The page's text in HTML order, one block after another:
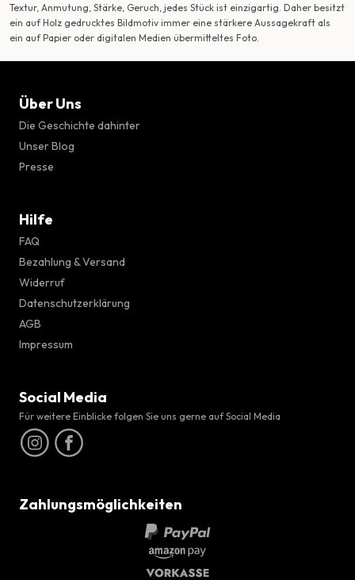
Textur, Anmutung, Stärke, Geruch, jedes Stück ist einzigartig. Daher besitzt
ein auf Holz gedrucktes Bildmotiv immer eine stärkere Aussagekraft als
ein auf Papier oder digitalen Medien übermitteltes Foto.
Über Uns
Die Geschichte dahinter
Unser Blog
Presse
Hilfe
FAQ
Bezahlung & Versand
Widerruf
Datenschutzerklärung
AGB
Impressum
Social Media
Für weitere Einblicke folgen Sie uns gerne auf Social Media
Zahlungsmöglichkeiten